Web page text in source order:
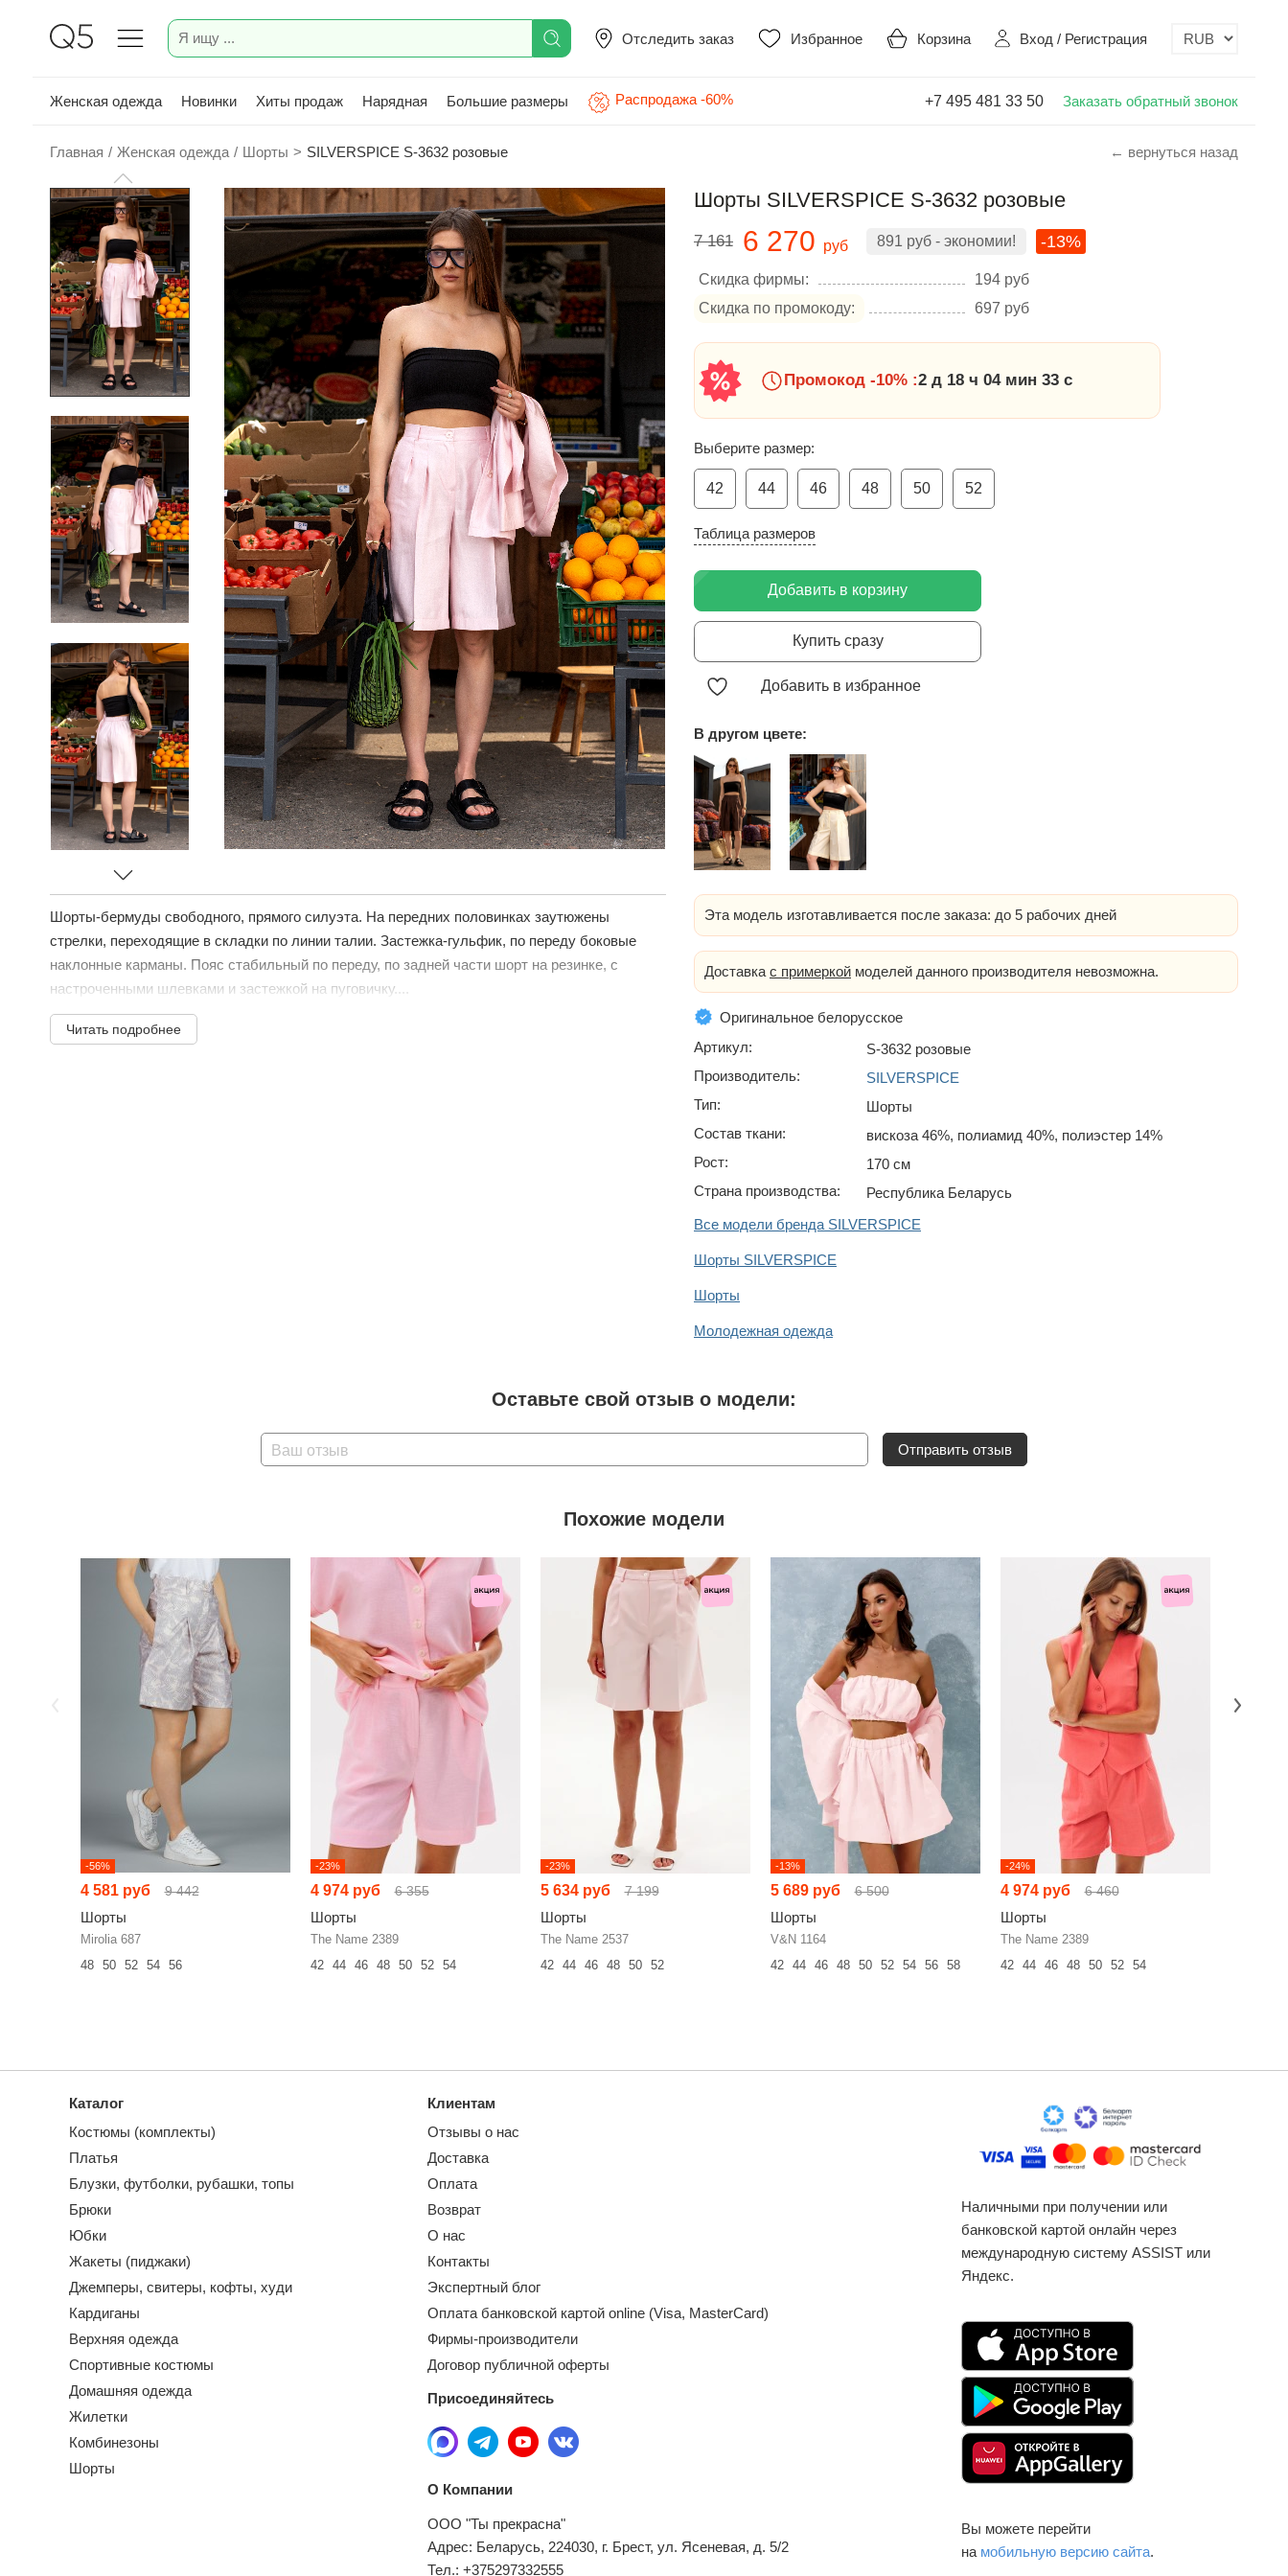
Отследить заказ Избранное Корзина Вход / Регистрация
Женская одежда Новинки Хиты продаж Нарядная Большие размеры Распродажа -60% +7 495 481 33 50 Заказать обратный звонок
Главная / Женская одежда / Шорты > SILVERSPICE S-3632 розовые ← вернуться назад
Шорты-бермуды свободного, прямого силуэта. На передних половинках заутюжены
стрелки, переходящие в складки по линии талии. Застежка-гульфик, по переду боковые
наклонные карманы. Пояс стабильный по переду, по задней части шорт на резинке, с
настроченными шлевками и застежкой на пуговичку....
Читать подробнее
Шорты SILVERSPICE S-3632 розовые
7 161 6 270 руб 891 руб - экономии! -13%
Скидка фирмы: 194 руб
Скидка по промокоду:
697 руб
Промокод -10% :2 д 18 ч 04 мин 32 с
Выберите размер:
42 44 46 48 50 52
Таблица размеров
Добавить в корзину
Купить сразу
Добавить в избранное
В другом цвете:
Эта модель изготавливается после заказа: до 5 рабочих дней
Доставка с примеркой моделей данного производителя невозможна.
Оригинальное белорусское
Артикул:
S-3632 розовые
Производитель:
SILVERSPICE
Тип:
Шорты
Состав ткани:
вискоза 46%, полиамид 40%, полиэстер 14%
Рост:
170 см
Страна производства:
Республика Беларусь
Все модели бренда SILVERSPICE
Шорты SILVERSPICE
Шорты
Молодежная одежда
Оставьте свой отзыв о модели:
Ваш отзыв Отправить отзыв
Похожие модели
-56%
4 581 руб 9 442
Шорты
Mirolia 687
48
50 52 54 56
-23%
4 974 руб 6 355
Шорты
The Name 2389
42
44 46 48 50 52 54
-23%
5 634 руб 7 199
Шорты
The Name 2537
42
44 46 48 50 52
-13%
5 689 руб 6 500
Шорты
V&N 1164
42
44 46 48 50 52 54 56 58
-24%
4 974 руб 6 460
Шорты
The Name 2389
42
44 46 48 50 52 54
Каталог
Костюмы (комплекты)
Платья
Блузки, футболки, рубашки, топы
Брюки
Юбки
Жакеты (пиджаки)
Джемперы, свитеры, кофты, худи
Кардиганы
Верхняя одежда
Спортивные костюмы
Домашняя одежда
Жилетки
Комбинезоны
Шорты
Клиентам
Отзывы о нас
Доставка
Оплата
Возврат
О нас
Контакты
Экспертный блог
Оплата банковской картой online (Visa, MasterCard)
Фирмы-производители
Договор публичной оферты
Присоединяйтесь
О Компании
ООО "Ты прекрасна"
Адрес: Беларусь, 224030, г. Брест, ул. Ясеневая, д. 5/2
Тел.: +375297332555
Наличными при получении или
банковской картой онлайн через
международную систему ASSIST или
Яндекс.
Вы можете перейти
на мобильную версию сайта.